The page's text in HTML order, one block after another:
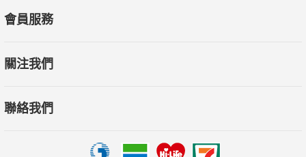
會員服務
關注我們
聯絡我們